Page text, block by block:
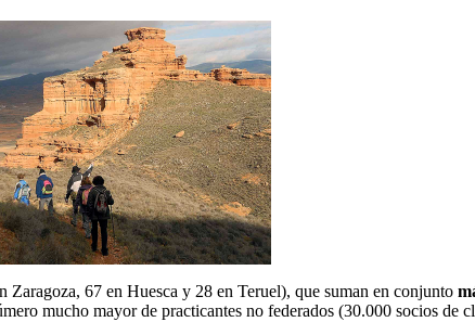
Zaragoza, 67 en Huesca y 28 en Teruel), que suman en conjunto
mucho mayor de practicantes no federados (30.000 socios de